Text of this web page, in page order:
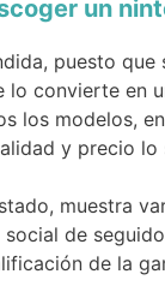
un
puesto
lo convierte en
los modelos,
y precio
muestra
de
de la